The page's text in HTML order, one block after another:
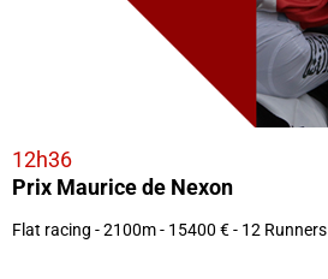
12h36
Prix Maurice de Nexon
Flat racing - 2100m - 15400 € - 12 Runners